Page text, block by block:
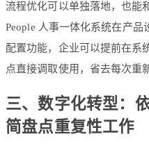
流程优化可以单独落地，也能
People 人事一体化系统在产
配置功能，企业可以提前在系
点直接调取使用，省去每次重
三、数字化转型：
简盘点重复性工作